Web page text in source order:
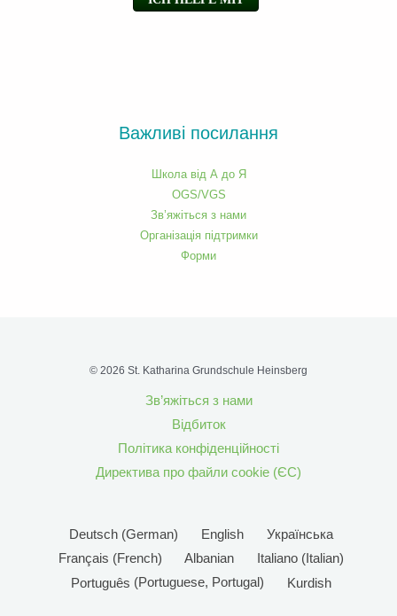
Важливі посилання
Школа від А до Я
OGS/VGS
Зв’яжіться з нами
Організація підтримки
Форми
© 2026 St. Katharina Grundschule Heinsberg
Зв’яжіться з нами
Відбиток
Політика конфіденційності
Директива про файли cookie (ЄС)
Deutsch (German) English
Українська
Français (French) Albanian Italiano ( Italian)
Português (Portuguese, Portugal) Kurdish